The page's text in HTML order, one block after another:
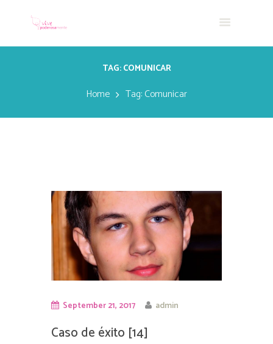
TAG: COMUNICAR
Home Tag: Comunicar
September 21, 2017 admin
Caso de éxito [14]